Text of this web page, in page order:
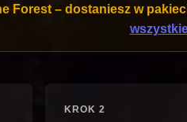
Forest – dostaniesz w
KROK 2